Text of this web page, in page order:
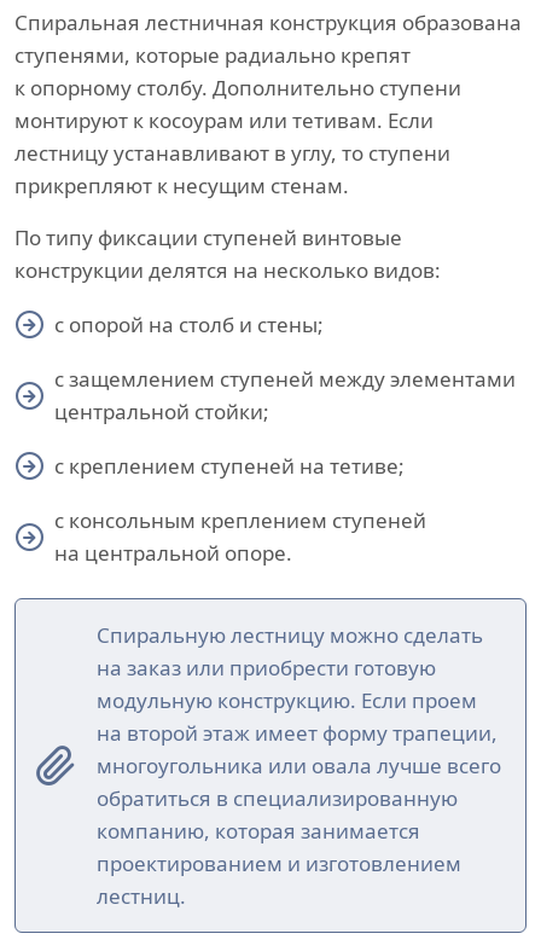
Спиральная лестничная конструкция образована
ступенями, которые радиально крепят
к опорному столбу. Дополнительно ступени
монтируют к косоурам или тетивам. Если
лестницу устанавливают в углу, то ступени
прикрепляют к несущим стенам.
По типу фиксации ступеней винтовые
конструкции делятся на несколько видов:
с опорой на столб и стены;
с защемлением ступеней между элементами
центральной стойки;
с креплением ступеней на тетиве;
с консольным креплением ступеней
на центральной опоре.
Спиральную лестницу можно сделать
на заказ или приобрести готовую
модульную конструкцию. Если проем
на второй этаж имеет форму трапеции,
многоугольника или овала лучше всего
обратиться в специализированную
компанию, которая занимается
проектированием и изготовлением
лестниц.